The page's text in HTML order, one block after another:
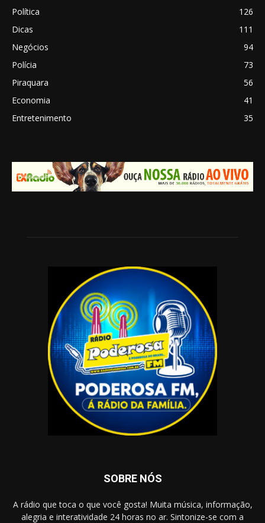
Política
126
Dicas
111
Negócios
94
Polícia
73
Piraquara
56
Economia
41
Entretenimento
35
SOBRE NÓS
A rádio que toca o que você gosta! Muita música, informação,
alegria e interatividade 24 horas no ar. Sintonize-se com a